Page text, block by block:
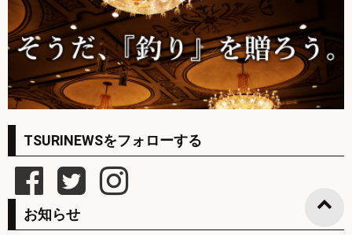
TSURINEWSをフォローする
お知らせ